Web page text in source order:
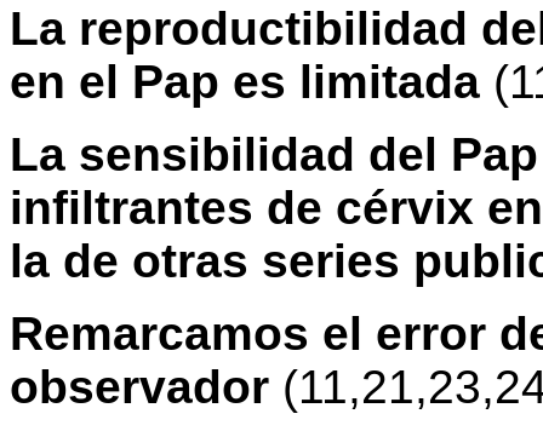
La reproductibilidad
en el Pap es limitada
La sensibilidad del
infiltrantes de cérvix
la de otras series
Remarcamos el error
observador